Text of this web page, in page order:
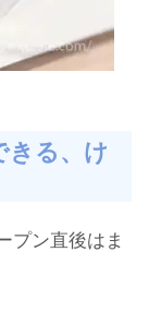
きる、け
プン直後はま